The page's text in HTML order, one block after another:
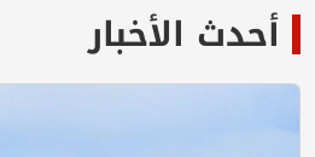
أحدث الأخبار